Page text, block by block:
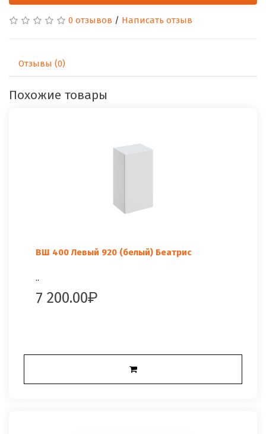
0 отзывов / Написать отзыв
Отзывы (0)
Похожие товары
ВШ 400 Левый 920 (белый) Беатрис
..
7 200.00